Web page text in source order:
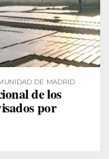
DE MADRID
de los
por